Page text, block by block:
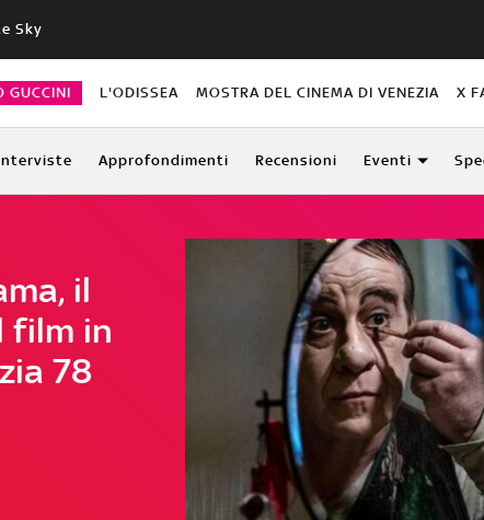
Sky
GUCCINI L'ODISSEA MOSTRA DEL CINEMA DI VENEZIA X
Approfondimenti Recensioni Eventi
il
film in
78